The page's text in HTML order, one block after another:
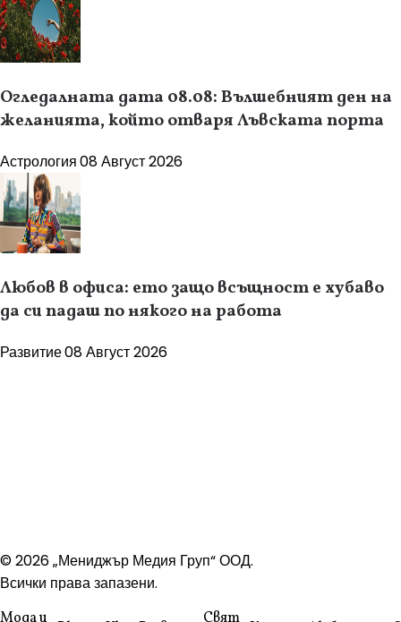
Огледалната дата 08.08: Вълшебният ден на
желанията, който отваря Лъвската порта
Астрология08 Август 2026
Любов в офиса: ето защо всъщност е хубаво
да си падаш по някого на работа
Развитие08 Август 2026
© 2026 „Мениджър Медия Груп“ ООД.
Всички права запазени.